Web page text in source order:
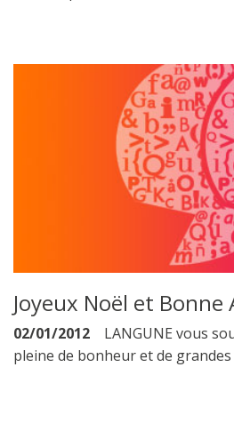
Joyeux Noël et Bonne
02/01/2012
LANGUNE vous
pleine de bonheur et de